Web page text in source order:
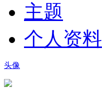
主题
个人资料
头像